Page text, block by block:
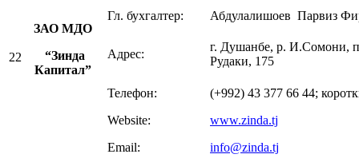
22
ЗАО МДО
“Зинда
Капитал”
Гл. бухгалтер: Абдулалишоев Парвиз
Адрес:
г. Душанбе, р. И.Сомони,
Рудаки, 175
Телефон:
(+992) 43 377 66 44;
Website:
www.zinda.tj
Email:
info@zinda.tj